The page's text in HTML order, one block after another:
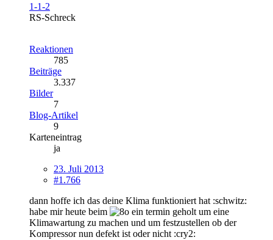
1-1-2
RS-Schreck
Reaktionen
785
Beiträge
3.337
Bilder
7
Blog-Artikel
9
Karteneintrag
ja
23. Juli 2013
#1.766
dann hoffe ich das deine Klima funktioniert hat :schwitz:
habe mir heute beim
ein termin geholt um eine
Klimawartung zu machen und um festzustellen ob der
Kompressor nun defekt ist oder nicht :cry2: